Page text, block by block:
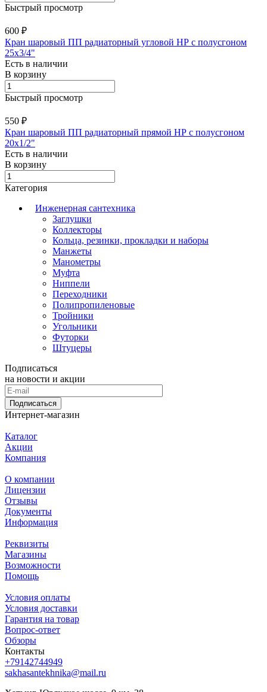
Быстрый просмотр
600 ₽
Кран шаровый ПП радиаторный угловой НР с полусгоном
25х3/4"
Есть в наличии
В корзину
Быстрый просмотр
550 ₽
Кран шаровый ПП радиаторный прямой НР с полусгоном
20х1/2"
Есть в наличии
В корзину
Категория
Инженерная сантехника
Заглушки
Коллекторы
Кольца, резинки, прокладки и наборы
Манжеты
Манометры
Муфта
Ниппели
Переходники
Полипропиленовые
Тройники
Угольники
Футорки
Штуцеры
Подписаться
на новости и акции
Подписаться
Интернет-магазин
Каталог
Акции
Компания
О компании
Лицензии
Отзывы
Документы
Информация
Реквизиты
Магазины
Возможности
Помощь
Условия оплаты
Условия доставки
Гарантия на товар
Вопрос-ответ
Обзоры
Контакты
+79142744949
sakhasantekhnika@mail.ru